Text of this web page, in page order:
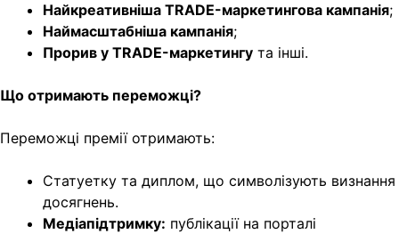
Найкреативніша TRADE-маркетингова кампанія;
Наймасштабніша кампанія;
Прорив у TRADE-маркетингу та інші.
Що отримають переможці?
Переможці премії отримають:
Статуетку та диплом, що символізують визнання
досягнень.
Медіапідтримку: публікації на порталі